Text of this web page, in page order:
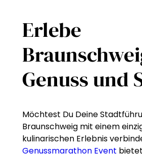
Erlebe
Genuss und
Möchtest Du Deine
Braunschweig mit einem
kulinarischen Erlebnis
Genussmarathon Event